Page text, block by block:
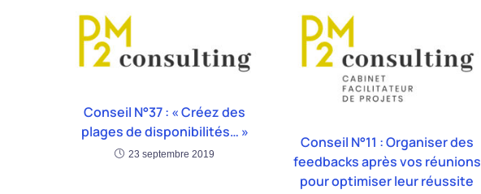
Conseil N°37 : « Créez des
plages de disponibilités… »
23 septembre 2019
Conseil N°11 : Organiser des
feedbacks après vos réunions
pour optimiser leur réussite